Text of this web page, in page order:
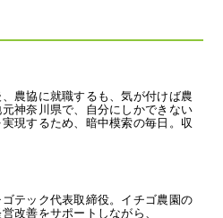
農協に就職するも、気が付けば農
神奈川県で、自分にしかできない
現するため、暗中模索の毎日。収
テック代表取締役。イチゴ農園の
改善をサポートしながら、